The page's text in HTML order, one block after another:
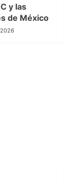
y las
de México